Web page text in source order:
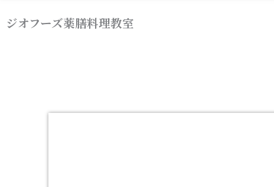
容ジオフーズ薬膳料理教室